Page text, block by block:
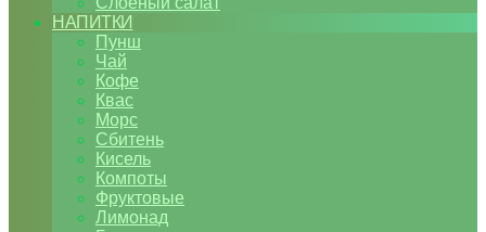
НАПИТКИ
Пунш
Чай
Кофе
Квас
Морс
Сбитень
Кисель
Компоты
Фруктовые
Лимонад